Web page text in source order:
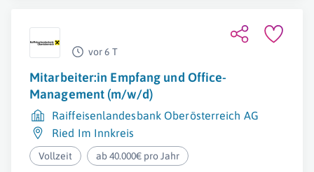
vor 6 T
Mitarbeiter:in Empfang und Office-
Management (m/w/d)
Raiffeisenlandesbank Oberösterreich AG
Ried Im Innkreis
Vollzeit ab 40.000€ pro Jahr